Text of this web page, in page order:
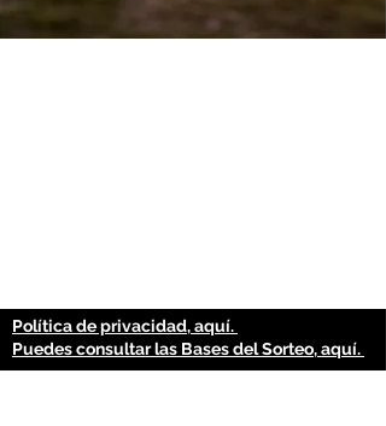
Política de privacidad, aquí.
Puedes consultar las Bases del Sorteo,aquí.